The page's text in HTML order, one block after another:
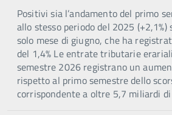
Positivi sia l’andamento del primo
allo stesso periodo del 2025 (+2,1%)
solo mese di giugno, che ha
del 1,4% Le entrate tributarie
semestre 2026 registrano un
rispetto al primo semestre dello
corrispondente a oltre 5,7 miliardi